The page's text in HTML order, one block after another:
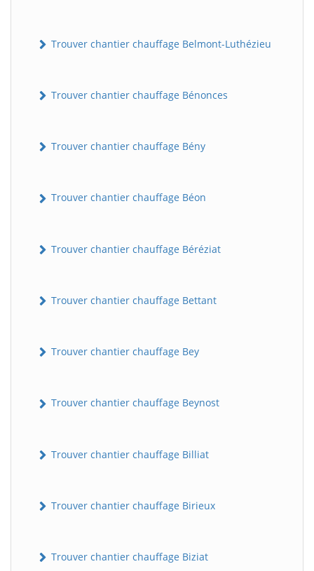
Trouver chantier chauffage Belmont-Luthézieu
Trouver chantier chauffage Bénonces
Trouver chantier chauffage Bény
Trouver chantier chauffage Béon
Trouver chantier chauffage Béréziat
Trouver chantier chauffage Bettant
Trouver chantier chauffage Bey
Trouver chantier chauffage Beynost
Trouver chantier chauffage Billiat
Trouver chantier chauffage Birieux
Trouver chantier chauffage Biziat